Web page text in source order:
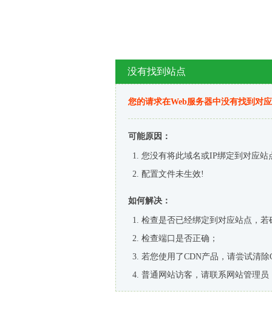
没有找到站点
您的请求在Web服务器中没有找到对
可能原因：
您没有将此域名或IP绑定到对应站
配置文件未生效!
如何解决：
检查是否已经绑定到对应站点，
检查端口是否正确；
若您使用了CDN产品，请尝试清除
普通网站访客，请联系网站管理员